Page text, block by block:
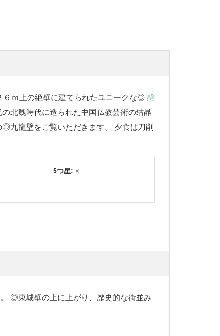
６ｍ上の絶壁に建てられたユニークな◎ 懸
北魏時代に造られた中国仏教芸術の结晶
九龍壁をご覧いただきます。 夕食は刀削
5つ星: ×
◎東城壁の上に上がり、歴史的な街並み